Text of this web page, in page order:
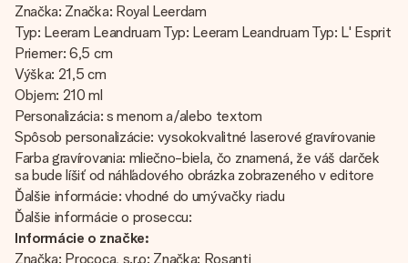
Značka: Značka: Royal Leerdam
Typ: Leeram Leandruam Typ: Leeram Leandruam Typ: L' Esprit
Priemer: 6,5 cm
Výška: 21,5 cm
Objem: 210 ml
Personalizácia: s menom a/alebo textom
Spôsob personalizácie: vysokokvalitné laserové gravírovanie
Farba gravírovania: mliečno-biela, čo znamená, že váš darček
sa bude líšiť od náhľadového obrázka zobrazeného v editore
Ďalšie informácie: vhodné do umývačky riadu
Ďalšie informácie o proseccu:
Informácie o značke:
Značka: Prococa, s.r.o: Značka: Rosanti